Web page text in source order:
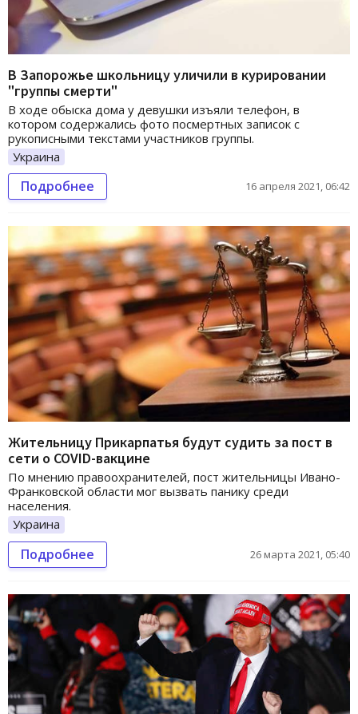
В Запорожье школьницу уличили в курировании
"группы смерти"
В ходе обыска дома у девушки изъяли телефон, в
котором содержались фото посмертных записок с
рукописными текстами участников группы.
Украина
Подробнее 16 апреля 2021, 06:42
Жительницу Прикарпатья будут судить за пост в
сети о COVID-вакцине
По мнению правоохранителей, пост жительницы Ивано-
Франковской области мог вызвать панику среди
населения.
Украина
Подробнее 26 марта 2021, 05:40